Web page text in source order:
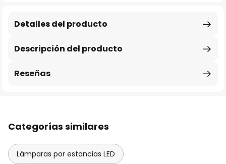
Descripción del producto
Detalles del producto
Reseñas
Categorías similares
Lámparas por estancias LED